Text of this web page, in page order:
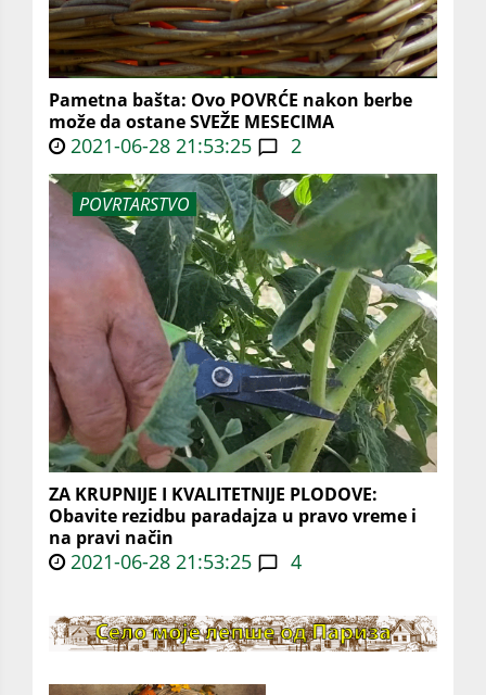
Pametna bašta: Ovo POVRĆE nakon berbe
može da ostane SVEŽE MESECIMA
2021-06-28 21:53:25 2
POVRTARSTVO
ZA KRUPNIJE I KVALITETNIJE PLODOVE:
Obavite rezidbu paradajza u pravo vreme i
na pravi način
2021-06-28 21:53:25 4